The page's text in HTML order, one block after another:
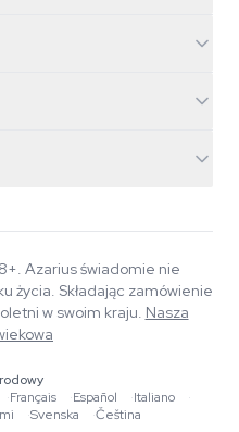
Azarius świadomie nie
życia. Składając zamówienie
w swoim kraju. Nasza
·Français ·Español ·Italiano
·
·Svenska ·Čeština